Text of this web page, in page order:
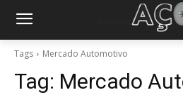
Tags Mercado Automotivo
Tag: Mercado